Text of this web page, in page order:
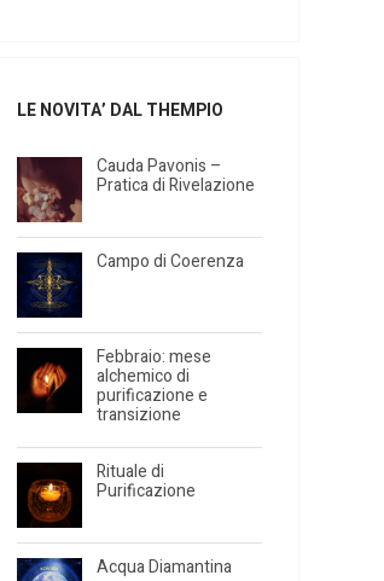
LE NOVITA’ DAL THEMPIO
Cauda Pavonis –
Pratica di Rivelazione
Campo di Coerenza
Febbraio: mese
alchemico di
purificazione e
transizione
Rituale di
Purificazione
Acqua Diamantina